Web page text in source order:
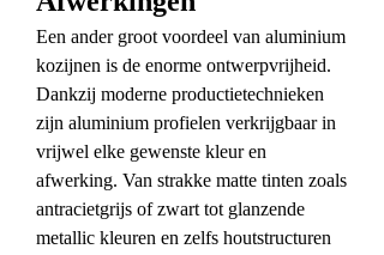
Een ander groot voordeel van aluminium
kozijnen is de enorme ontwerpvrijheid.
Dankzij moderne productietechnieken
zijn aluminium profielen verkrijgbaar in
vrijwel elke gewenste kleur en
afwerking. Van strakke matte tinten zoals
antracietgrijs of zwart tot glanzende
metallic kleuren en zelfs houtstructuren